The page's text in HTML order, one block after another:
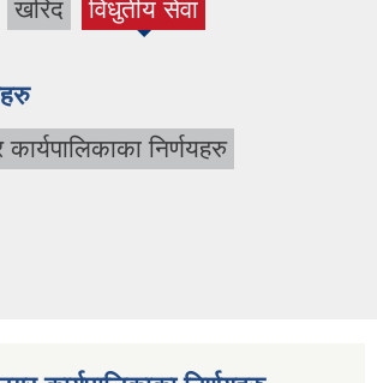
खरिद विधुतीय सेवा
निर्णयहरु